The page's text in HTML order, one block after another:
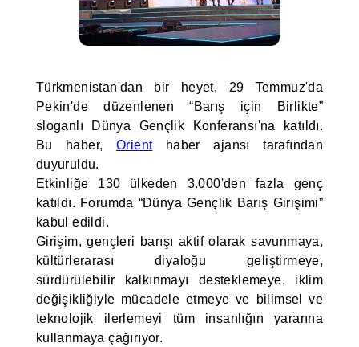
Türkmenistan'dan bir heyet, 29 Temmuz'da
Pekin'de düzenlenen “Barış için Birlikte”
sloganlı Dünya Gençlik Konferansı'na katıldı.
Bu haber, Orienthaber ajansı tarafından
duyuruldu.
Etkinliğe 130 ülkeden 3.000'den fazla genç
katıldı. Forumda “Dünya Gençlik Barış Girişimi”
kabul edildi.
Girişim, gençleri barışı aktif olarak savunmaya,
kültürlerarası diyaloğu geliştirmeye,
sürdürülebilir kalkınmayı desteklemeye, iklim
değişikliğiyle mücadele etmeye ve bilimsel ve
teknolojik ilerlemeyi tüm insanlığın yararına
kullanmaya çağırıyor.